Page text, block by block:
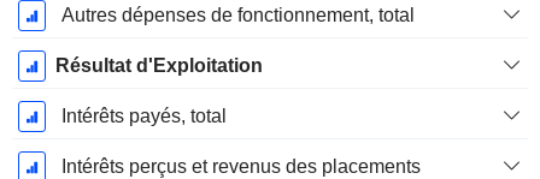
Autres dépenses de fonctionnement, total
Résultat d'Exploitation
Intérêts payés, total
Intérêts perçus et revenus des placements